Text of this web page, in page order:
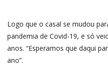
Logo que o casal se mudou
pandemia de Covid-19, e só
anos. “Esperamos que daqui
ano”.